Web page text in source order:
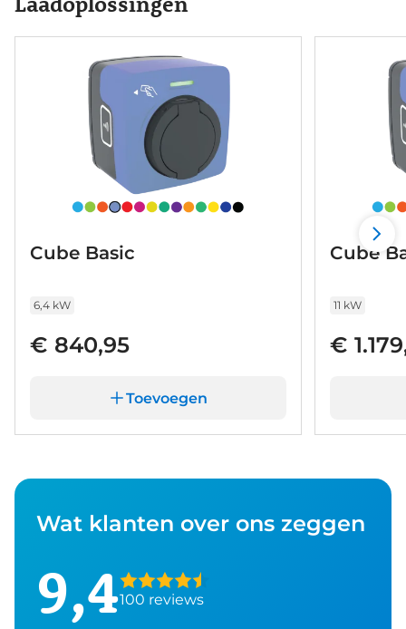
Cube Basic
6,4 kW
€ 840,95
Toevoegen
Cube
11 kW
€
Wat klanten over ons zeggen
9,4100 reviews